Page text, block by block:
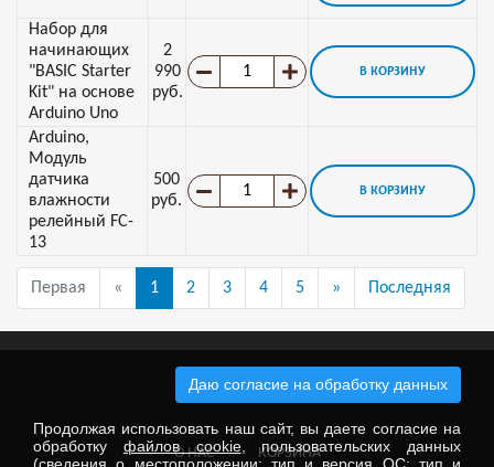
Набор для
начинающих
"BASIC Starter
Kit" на основе
Arduino Uno
2
990
руб.
В КОРЗИНУ
Arduino,
Модуль
датчика
влажности
релейный FC-
13
500
руб.
В КОРЗИНУ
Первая « 1 2 3 4 5 » Последняя
Электронные компоненты
О НАС КОРЗИНА
Даю согласие на обработку данных
Продолжая использовать наш сайт, вы даете согласие на
обработку файлов cookie, пользовательских данных